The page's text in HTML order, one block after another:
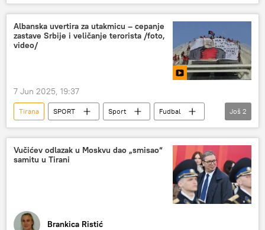
migranti
Los Anđeles
Donald Tramp
Vatikan
Kosovo i Metohija (KiM)
Džozef Bajden
Ilon Mask
Moskva
Albanska uvertira za utakmicu – cepanje
zastave Srbije i veličanje terorista /foto,
video/
7 Jun 2025, 19:37
Tirana SPORT Sport
Fudbal
Fudbalska reprezentacija Srbije
svetsko prvenstvo
Još 2
Vučićev odlazak u Moskvu dao „smisao“
samitu u Tirani
Brankica Ristić